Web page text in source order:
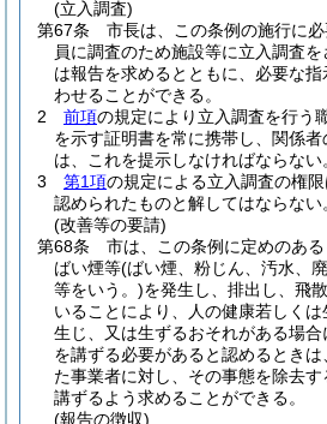
(立入調査)
第67条
市長は、この条例の施行に
員に調査のため施設等に立入調査
は報告を求めるとともに、必要な
わせることができる。
2
前項の規定により立入調査を行う
を示す証明書を常に携帯し、関係者
は、これを提示しなければならない
3
第1項の規定による立入調査の権
認められたものと解してはならない
(改善等の要請)
第68条
市は、この条例に定めのあ
ばい煙等(ばい煙、粉じん、汚水、
等をいう。)を発生し、排出し、飛
いることにより、人の健康若しく
生じ、又は生ずるおそれがある場
を講ずる必要があると認めるとき
た事業者に対し、その事態を除去
講ずるよう求めることができる。
(報告の徴収)